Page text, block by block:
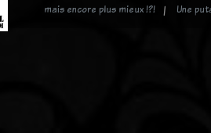
mais encore plus mieux !?! Une